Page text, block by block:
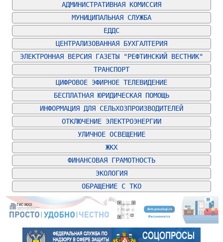
АДМИНИСТРАТИВНАЯ КОМИССИЯ
МУНИЦИПАЛЬНАЯ СЛУЖБА
ЕДДС
ЦЕНТРАЛИЗОВАННАЯ БУХГАЛТЕРИЯ
ЭЛЕКТРОННАЯ ВЕРСИЯ ГАЗЕТЫ "РЕФТИНСКИЙ ВЕСТНИК"
ТРАНСПОРТ
ЦИФРОВОЕ ЭФИРНОЕ ТЕЛЕВИДЕНИЕ
БЕСПЛАТНАЯ ЮРИДИЧЕСКАЯ ПОМОЩЬ
ИНФОРМАЦИЯ ДЛЯ СЕЛЬХОЗПРОИЗВОДИТЕЛЕЙ
ОТКЛЮЧЕНИЕ ЭЛЕКТРОЭНЕРГИИ
УЛИЧНОЕ ОСВЕЩЕНИЕ
ЖКХ
ФИНАНСОВАЯ ГРАМОТНОСТЬ
ЭКОЛОГИЯ
ОБРАЩЕНИЕ С ТКО